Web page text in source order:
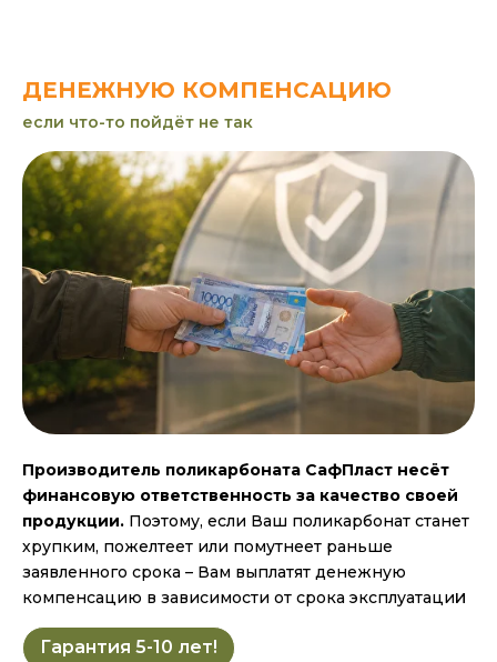
ДЕНЕЖНУЮ КОМПЕНСАЦИЮ
если что-то пойдёт не так
Производитель поликарбоната СафПласт несёт
финансовую ответственность за качество своей
продукции. Поэтому, если Ваш поликарбонат станет
хрупким, пожелтеет или помутнеет раньше
заявленного срока – Вам выплатят денежную
компенсацию в зависимости от срока эксплуатации
Гарантия 5-10 лет!